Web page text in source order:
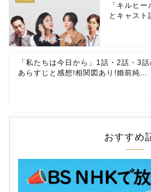
「キルヒ
とキャスト
「私たちは今日から」1話・2話・3話
あらすじと感想!相関図あり!婚前純...
おすすめ